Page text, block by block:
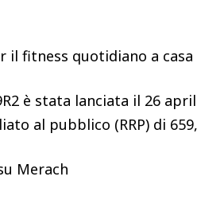
il fitness quotidiano a casa
è stata lanciata il 26
al pubblico (RRP) di
Merach